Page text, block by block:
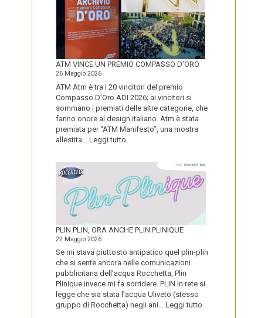
MOSTRA
LA
SUA
IDENTITÀ
PIÚ
FORTE
ATM VINCE UN PREMIO COMPASSO D’ORO
26 Maggio 2026
ATM Atm è tra i 20 vincitori del premio
Compasso D’Oro ADI 2026; ai vincitori si
sommano i premiati delle altre categorie, che
fanno onore al design italiano. Atm è stata
premiata per “ATM Manifesto”, una mostra
allestita… Leggi tutto
PREMIO
COMPASSO
D’ORO
PLIN PLIN, ORA ANCHE PLIN PLINIQUE
22 Maggio 2026
Se mi stava piuttosto antipatico quel plin-plin
che si sente ancora nelle comunicazioni
pubblicitaria dell’acqua Rocchetta, Plin
Plinique invece mi fa sorridere. PLIN In rete si
legge che sia stata l’acqua Uliveto (stesso
gruppo di Rocchetta) negli ani… Leggi tutto